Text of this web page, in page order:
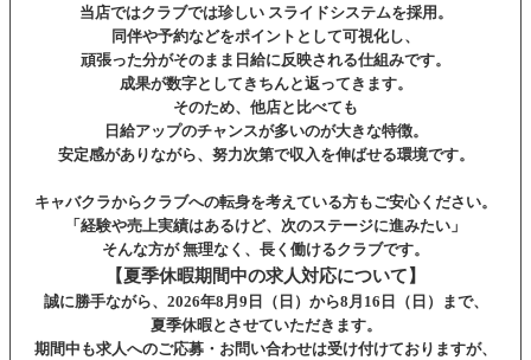
当店ではクラブでは珍しい スライドシステムを採用。
同伴や予約などをポイントとして可視化し、
頑張った分がそのまま日給に反映される仕組みです。
成果が数字としてきちんと返ってきます。
そのため、他店と比べても
日給アップのチャンスが多いのが大きな特徴。
安定感がありながら、努力次第で収入を伸ばせる環境です。
キャバクラからクラブへの転身を考えている方もご安心ください。
「経験や売上実績はあるけど、次のステージに進みたい」
そんな方が 無理なく、長く働けるクラブです。
【夏季休暇期間中の求人対応について】
誠に勝手ながら、2026年8月9日（日）から8月16日（日）まで、
夏季休暇とさせていただきます。
期間中も求人へのご応募・お問い合わせは受け付けておりますが、